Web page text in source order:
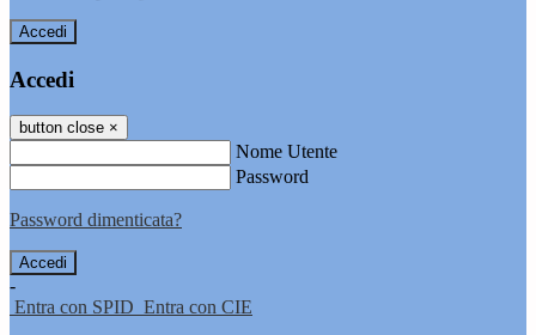
Accedi
Accedi
button close ×
Nome Utente
Password
Password dimenticata?
-
Entra con SPID Entra con CIE